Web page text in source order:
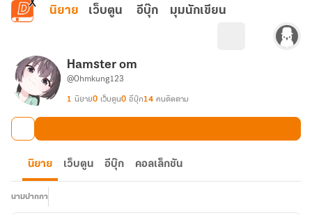
ข้ามไปยังเนื้อหาหลัก
นิยาย เว็บตูน อีบุ๊ก มุมนักเขียน
Hamster om
@Ohmkung123
1 นิยาย0 เว็บตูน0 อีบุ๊ก14 คนติดตาม
นิยาย เว็บตูน อีบุ๊ก คอลเล็กชัน
นามปากกา